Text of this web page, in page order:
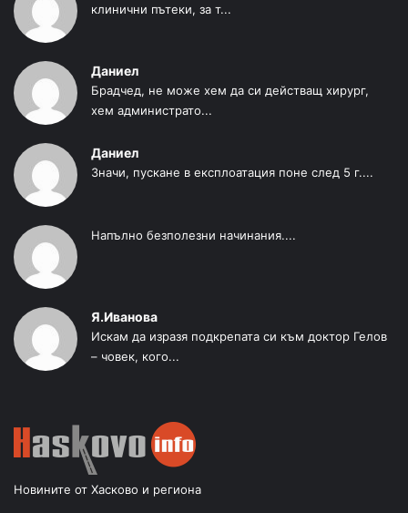
клинични пътеки, за т...
Даниел
Брадчед, не може хем да си действащ хирург,
хем администрато...
Даниел
Значи, пускане в експлоатация поне след 5 г....
Напълно безполезни начинания....
Я.Иванова
Искам да изразя подкрепата си към доктор Гелов
– човек, кого...
Новините от Хасково и региона